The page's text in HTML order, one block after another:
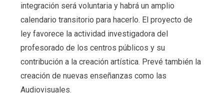
integración será voluntaria y habrá un amplio
calendario transitorio para hacerlo. El proyecto de
ley favorece la actividad investigadora del
profesorado de los centros públicos y su
contribución a la creación artística. Prevé también la
creación de nuevas enseñanzas como las
Audiovisuales.